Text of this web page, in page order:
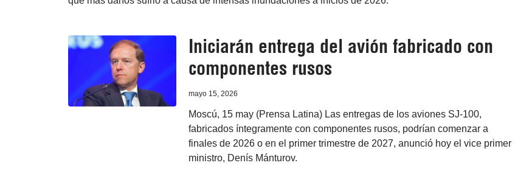
Iniciarán entrega del avión fabricado con
componentes rusos
mayo 15, 2026
Moscú, 15 may (Prensa Latina) Las entregas de los aviones SJ-100,
fabricados íntegramente con componentes rusos, podrían comenzar a
finales de 2026 o en el primer trimestre de 2027, anunció hoy el vice primer
ministro, Denís Mánturov.